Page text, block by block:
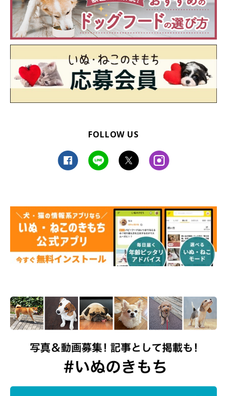
4 泡立てネットで下洗いのときより濃い泡を作り、犬の体全体
背中から、胸、おなか、お尻、内股、足へと進み、最後に頭を洗
って、終わったらよくすすいでください。
手で耳のふちをよく洗ってください。目のまわりは目を避けなが
ら毛並みに沿って指を動かすのがポイント。すすいだら、必要に
応じてリンスをしましょう。
◆お風呂に入れよう！
FOLLOW US